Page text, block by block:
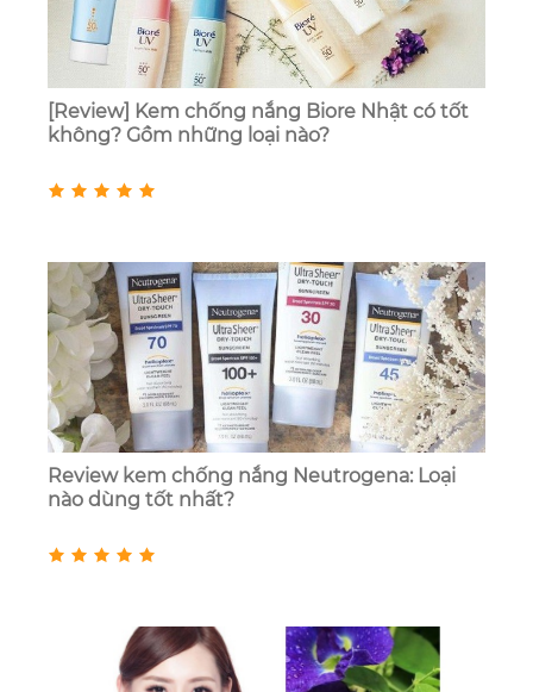
[Review] Kem chống nắng Biore Nhật có tốt
không? Gồm những loại nào?
Review kem chống nắng Neutrogena: Loại
nào dùng tốt nhất?